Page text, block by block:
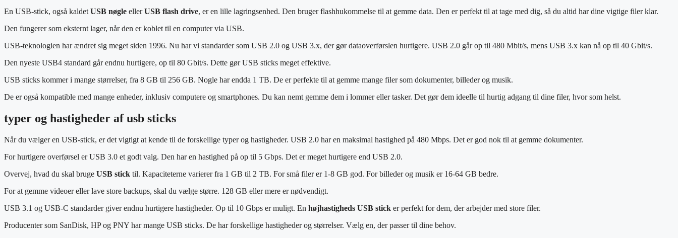
En USB-stick, også kaldet USB nøgle ellerUSB flash drive, er en lille lagringsenhed. Den bruger flashhukommelse til at gemme data. Den er perfekt til at tage med dig, så du altid har dine vigtige filer klar.
Den fungerer som eksternt lager, når den er koblet til en computer via USB.
USB-teknologien har ændret sig meget siden 1996. Nu har vi standarder som USB 2.0 og USB 3.x, der gør dataoverførslen hurtigere. USB 2.0 går op til 480 Mbit/s, mens USB 3.x kan nå op til 40 Gbit/s.
Den nyeste USB4 standard går endnu hurtigere, op til 80 Gbit/s. Dette gør USB sticks meget effektive.
USB sticks kommer i mange størrelser, fra 8 GB til 256 GB. Nogle har endda 1 TB. De er perfekte til at gemme mange filer som dokumenter, billeder og musik.
De er også kompatible med mange enheder, inklusiv computere og smartphones. Du kan nemt gemme dem i lommer eller tasker. Det gør dem ideelle til hurtig adgang til dine filer, hvor som helst.
typer og hastigheder af usb sticks
Når du vælger en USB-stick, er det vigtigt at kende til de forskellige typer og hastigheder. USB 2.0 har en maksimal hastighed på 480 Mbps. Det er god nok til at gemme dokumenter.
For hurtigere overførsel er USB 3.0 et godt valg. Den har en hastighed på op til 5 Gbps. Det er meget hurtigere end USB 2.0.
Overvej, hvad du skal bruge USB stick til. Kapaciteterne varierer fra 1 GB til 2 TB. For små filer er 1-8 GB god. For billeder og musik er 16-64 GB bedre.
For at gemme videoer eller lave store backups, skal du vælge større. 128 GB eller mere er nødvendigt.
USB 3.1 og USB-C standarder giver endnu hurtigere hastigheder. Op til 10 Gbps er muligt. En højhastigheds USB stick er perfekt for dem, der arbejder med store filer.
Producenter som SanDisk, HP og PNY har mange USB sticks. De har forskellige hastigheder og størrelser. Vælg en, der passer til dine behov.